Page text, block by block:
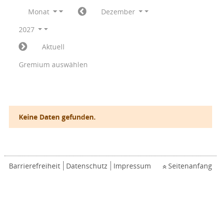
Monat
Dezember
2027
Aktuell
Gremium auswählen
Keine Daten gefunden.
Barrierefreiheit Datenschutz Impressum Seitenanfang